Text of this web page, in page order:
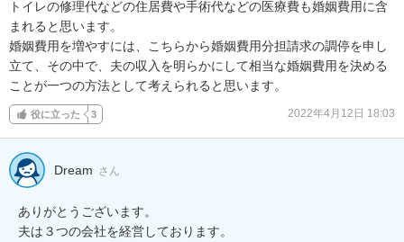
トイレの修理代などの住居費や手術代などの医療費も婚姻費用に含
まれると思います。
婚姻費用を増やすには、こちらから婚姻費用分担請求の調停を申し
立て、その中で、夫の収入を明らかにして相当な婚姻費用を決める
ことが一つの方法として考えられると思います。
役に立った 3 2022年4月12日 18:03
Dream さん
ありがとうございます。
夫は３つの会社を経営しております。